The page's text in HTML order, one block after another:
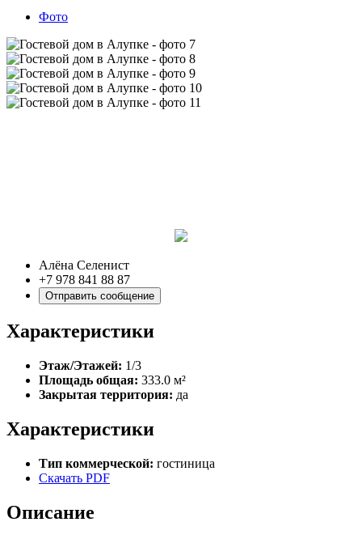
Фото
Алёна Селенист
+7 978 841 88 87
Отправить сообщение
Характеристики
Этаж/Этажей: 1/3
Площадь общая: 333.0 м²
Закрытая территория: да
Характеристики
Тип коммерческой: гостиница
Скачать PDF
Описание